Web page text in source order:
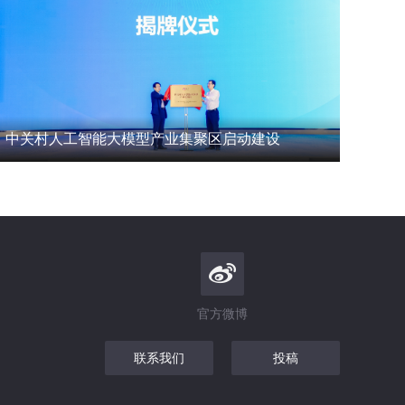
中关村人工智能大模型产业集聚区启动建设
官方微博
联系我们 投稿